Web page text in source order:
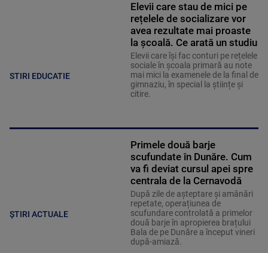
STIRI EDUCATIE
Elevii care stau de mici pe
rețelele de socializare vor
avea rezultate mai proaste
la școală. Ce arată un studiu
Elevii care îşi fac conturi pe rețelele
sociale în școala primară au note
mai mici la examenele de la final de
gimnaziu, în special la științe și
citire.
ȘTIRI ACTUALE
Primele două barje
scufundate în Dunăre. Cum
va fi deviat cursul apei spre
centrala de la Cernavodă
După zile de așteptare și amânări
repetate, operațiunea de
scufundare controlată a primelor
două barje în apropierea brațului
Bala de pe Dunăre a început vineri
după-amiază.